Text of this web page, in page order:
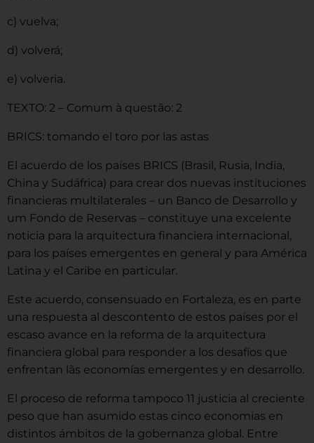
c) vuelva;
d) volverá;
e) volveria.
TEXTO: 2 – Comum à questão: 2
BRICS: tomando el toro por las astas
El acuerdo de los países BRICS (Brasil, Rusia, India,
China y Sudáfrica) para crear dos nuevas instituciones
financieras multilaterales – un Banco de Desarrollo y
um Fondo de Reservas – constituye una excelente
noticia para la arquitectura financiera internacional,
para los países emergentes en general y para América
Latina y el Caribe en particular.
Este acuerdo, consensuado en Fortaleza, es en parte
una respuesta al descontento de estos países por el
escaso avance en la reforma de la arquitectura
financiera global para responder a los desafíos que
enfrentan lãs economías emergentes y en desarrollo.
El proceso de reforma tampoco 11 justicia al creciente
peso que han asumido estas cinco economias en
distintos ámbitos de la gobernanza global. Entre